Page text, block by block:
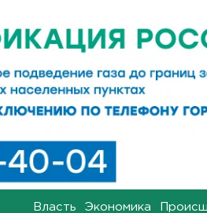
Власть Экономика